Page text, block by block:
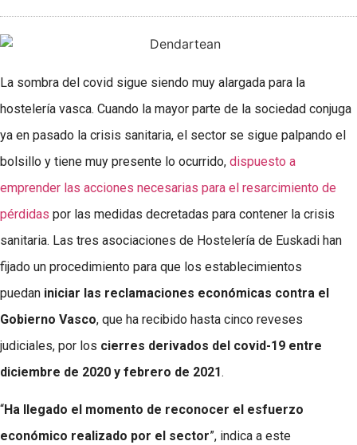
La sombra del covid sigue siendo muy alargada para la
hostelería vasca. Cuando la mayor parte de la sociedad conjuga
ya en pasado la crisis sanitaria, el sector se sigue palpando el
bolsillo y tiene muy presente lo ocurrido, dispuesto a
emprender las acciones necesarias para el resarcimiento de
pérdidas por las medidas decretadas para contener la crisis
sanitaria. Las tres asociaciones de Hostelería de Euskadi han
fijado un procedimiento para que los establecimientos
puedan iniciar las reclamaciones económicas contra el
Gobierno Vasco, que ha recibido hasta cinco reveses
judiciales, por los cierres derivados del covid-19 entre
diciembre de 2020 y febrero de 2021.
“Ha llegado el momento de reconocer el esfuerzo
económico realizado por el sector”, indica a este